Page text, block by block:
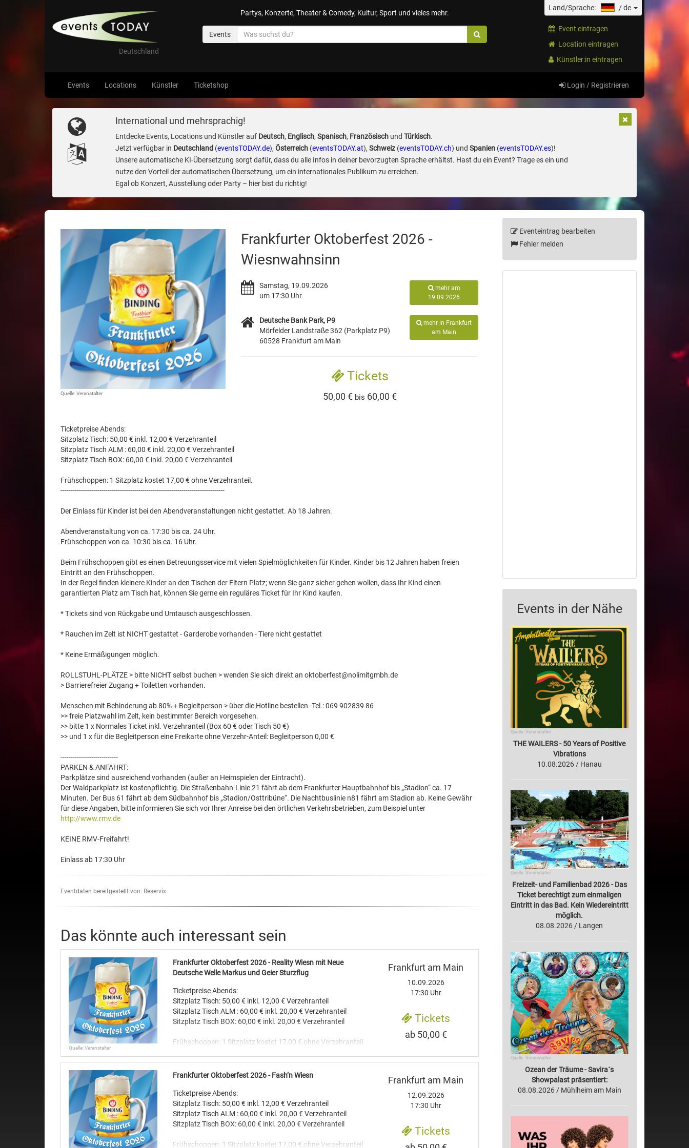
Deutschland
Partys, Konzerte, Theater & Comedy, Kultur, Sport und vieles mehr.
Events
Land/Sprache: /de
Event eintragen
Location eintragen
Künstler:in eintragen
Events Locations Künstler Ticketshop Login / Registrieren
International und mehrsprachig!
Entdecke Events, Locations und Künstler auf Deutsch, Englisch, Spanisch, Französischund Türkisch.
Jetzt verfügbar in Deutschland (eventsTODAY.de), Österreich(eventsTODAY.at), Schweiz(eventsTODAY.ch) und Spanien(eventsTODAY.es)!
Unsere automatische KI-Übersetzung sorgt dafür, dass du alle Infos in deiner bevorzugten Sprache erhältst. Hast du ein Event? Trage es ein und
nutze den Vorteil der automatischen Übersetzung, um ein internationales Publikum zu erreichen.
Egal ob Konzert, Ausstellung oder Party – hier bist du richtig!
Quelle: Veranstalter
Frankfurter Oktoberfest 2026 -
Wiesnwahnsinn
Samstag, 19.09.2026
um 17:30 Uhr
mehr am
19.09.2026
Deutsche Bank Park, P9
Mörfelder Landstraße 362 (Parkplatz P9)
60528 Frankfurt am Main
mehr in Frankfurt
am Main
Tickets
50,00 € bis 60,00 €
Ticketpreise Abends:
Sitzplatz Tisch: 50,00 € inkl. 12,00 € Verzehranteil
Sitzplatz Tisch ALM : 60,00 € inkl. 20,00 € Verzehranteil
Sitzplatz Tisch BOX: 60,00 € inkl. 20,00 € Verzehranteil
Frühschoppen: 1 Sitzplatz kostet 17,00 € ohne Verzehranteil.
--------------------------------------------------------------------------------
Der Einlass für Kinder ist bei den Abendveranstaltungen nicht gestattet. Ab 18 Jahren.
Abendveranstaltung von ca. 17:30 bis ca. 24 Uhr.
Frühschoppen von ca. 10:30 bis ca. 16 Uhr.
Beim Frühschoppen gibt es einen Betreuungsservice mit vielen Spielmöglichkeiten für Kinder. Kinder bis 12 Jahren haben freien
Eintritt an den Frühschoppen.
In der Regel finden kleinere Kinder an den Tischen der Eltern Platz; wenn Sie ganz sicher gehen wollen, dass Ihr Kind einen
garantierten Platz am Tisch hat, können Sie gerne ein reguläres Ticket für Ihr Kind kaufen.
* Tickets sind von Rückgabe und Umtausch ausgeschlossen.
* Rauchen im Zelt ist NICHT gestattet - Garderobe vorhanden - Tiere nicht gestattet
* Keine Ermäßigungen möglich.
ROLLSTUHL-PLÄTZE > bitte NICHT selbst buchen > wenden Sie sich direkt an oktoberfest@nolimitgmbh.de
> Barrierefreier Zugang + Toiletten vorhanden.
Menschen mit Behinderung ab 80% + Begleitperson > über die Hotline bestellen -Tel.: 069 902839 86
>> freie Platzwahl im Zelt, kein bestimmter Bereich vorgesehen.
>> bitte 1 x Normales Ticket inkl. Verzehranteil (Box 60 € oder Tisch 50 €)
>> und 1 x für die Begleitperson eine Freikarte ohne Verzehr-Anteil: Begleitperson 0,00 €
----------------------------
PARKEN & ANFAHRT:
Parkplätze sind ausreichend vorhanden (außer an Heimspielen der Eintracht).
Der Waldparkplatz ist kostenpflichtig. Die Straßenbahn-Linie 21 fährt ab dem Frankfurter Hauptbahnhof bis „Stadion“ ca. 17
Minuten. Der Bus 61 fährt ab dem Südbahnhof bis „Stadion/Osttribüne“. Die Nachtbuslinie n81 fährt am Stadion ab. Keine Gewähr
für diese Angaben, bitte informieren Sie sich vor Ihrer Anreise bei den örtlichen Verkehrsbetrieben, zum Beispiel unter
http://www.rmv.de
KEINE RMV-Freifahrt!
Einlass ab 17:30 Uhr
Eventdaten bereitgestellt von: Reservix
Das könnte auch interessant sein
Quelle: Veranstalter
Frankfurter Oktoberfest 2026 - Reality Wiesn mit Neue
Deutsche Welle Markus und Geier Sturzflug
Ticketpreise Abends:
Sitzplatz Tisch: 50,00 € inkl. 12,00 € Verzehranteil
Sitzplatz Tisch ALM : 60,00 € inkl. 20,00 € Verzehranteil
Sitzplatz Tisch BOX: 60,00 € inkl. 20,00 € Verzehranteil
Frühschoppen: 1 Sitzplatz kostet 17,00 € ohne Verzehranteil.
Der Einlass für Kinder ist bei den Abendveranstaltungen nicht
Abendveranstaltung von ca. 17:30 bis ca. 24 Uhr.
Frühschoppen von ca. 10:30 bis ca. 16 Uhr.
vielen Spielmöglichkeiten für Kinder. Kinder bis 12 Jahren
Frankfurt am Main
10.09.2026
17:30 Uhr
Tickets
ab 50,00 €
Frankfurter Oktoberfest 2026 - Fash‘n Wiesn
Ticketpreise Abends:
Sitzplatz Tisch: 50,00 € inkl. 12,00 € Verzehranteil
Sitzplatz Tisch ALM : 60,00 € inkl. 20,00 € Verzehranteil
Sitzplatz Tisch BOX: 60,00 € inkl. 20,00 € Verzehranteil
Frühschoppen: 1 Sitzplatz kostet 17,00 € ohne Verzehranteil.
Frankfurt am Main
12.09.2026
17:30 Uhr
Tickets
Eventeintrag bearbeiten
Fehler melden
Events in der Nähe
Quelle: Veranstalter
THE WAILERS - 50 Years of Positive
Vibrations
10.08.2026 / Hanau
Quelle: Veranstalter
Freizeit- und Familienbad 2026 - Das
Ticket berechtigt zum einmaligen
Eintritt in das Bad. Kein Wiedereintritt
möglich.
08.08.2026 / Langen
Quelle: Veranstalter
Ozean der Träume - Savira´s
Showpalast präsentiert:
08.08.2026 / Mühlheim am Main